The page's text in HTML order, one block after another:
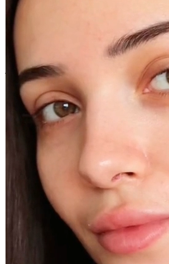
Vous pourriez aussi aimer
Crème Poids Plume Aqua Plus